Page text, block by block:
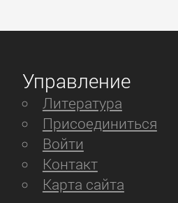
Управление
Литература
Присоединиться
Войти
Контакт
Карта сайта